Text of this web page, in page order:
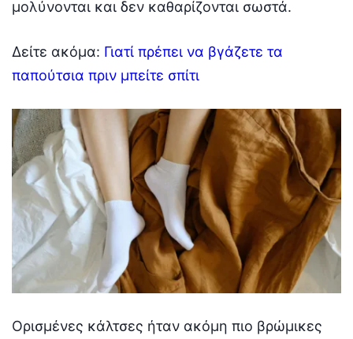
μολύνονται και δεν καθαρίζονται σωστά.
Δείτε ακόμα: Γιατί πρέπει να βγάζετε τα
παπούτσια πριν μπείτε σπίτι
Ορισμένες κάλτσες ήταν ακόμη πιο βρώμικες